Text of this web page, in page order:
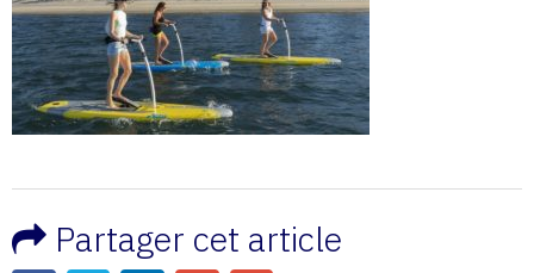
Partager cet article